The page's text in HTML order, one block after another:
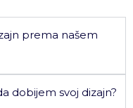
prema našem
dobijem svoj dizajn?